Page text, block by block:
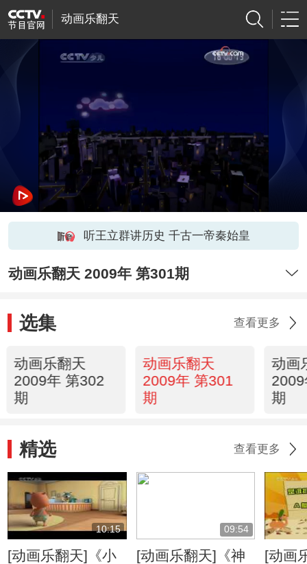
动画乐翻天
听王立群讲历史 千古一帝秦始皇
动画乐翻天 2009年 第301期
选集 查看更多
动画乐翻天
2009年 第302
期
动画乐翻天
2009年 第301
期
动画
期
精选 查看更多
10:15
[动画乐翻天]《小
09:54
[动画乐翻天]《神
[动画